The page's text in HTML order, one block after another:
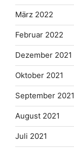
März 2022
Februar 2022
Dezember 2021
Oktober 2021
September 2021
August 2021
Juli 2021